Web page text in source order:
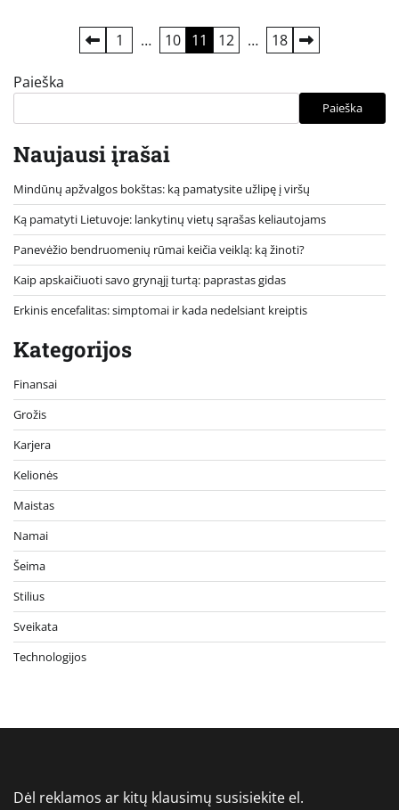
puslapiavimas
1 … 10 11 12 … 18
Paieška
Paieška
Naujausi įrašai
Mindūnų apžvalgos bokštas: ką pamatysite užlipę į viršų
Ką pamatyti Lietuvoje: lankytinų vietų sąrašas keliautojams
Panevėžio bendruomenių rūmai keičia veiklą: ką žinoti?
Kaip apskaičiuoti savo grynąjį turtą: paprastas gidas
Erkinis encefalitas: simptomai ir kada nedelsiant kreiptis
Kategorijos
Finansai
Grožis
Karjera
Kelionės
Maistas
Namai
Šeima
Stilius
Sveikata
Technologijos
Dėl reklamos ar kitų klausimų susisiekite el.